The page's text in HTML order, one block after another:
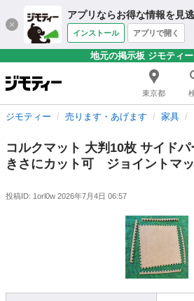
アプリならお得な情報を見
インストール アプリで開く
地元の掲示板 ジモティ
東京都
ジモティー 売ります・あげます 家具
コルクマット 大判10枚 サイド
きさにカット可 ジョイントマ
投稿ID: 1orl0w 2026年7月4日 06:57